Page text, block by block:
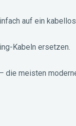
auf ein
Kabeln ersetzen.
die meisten